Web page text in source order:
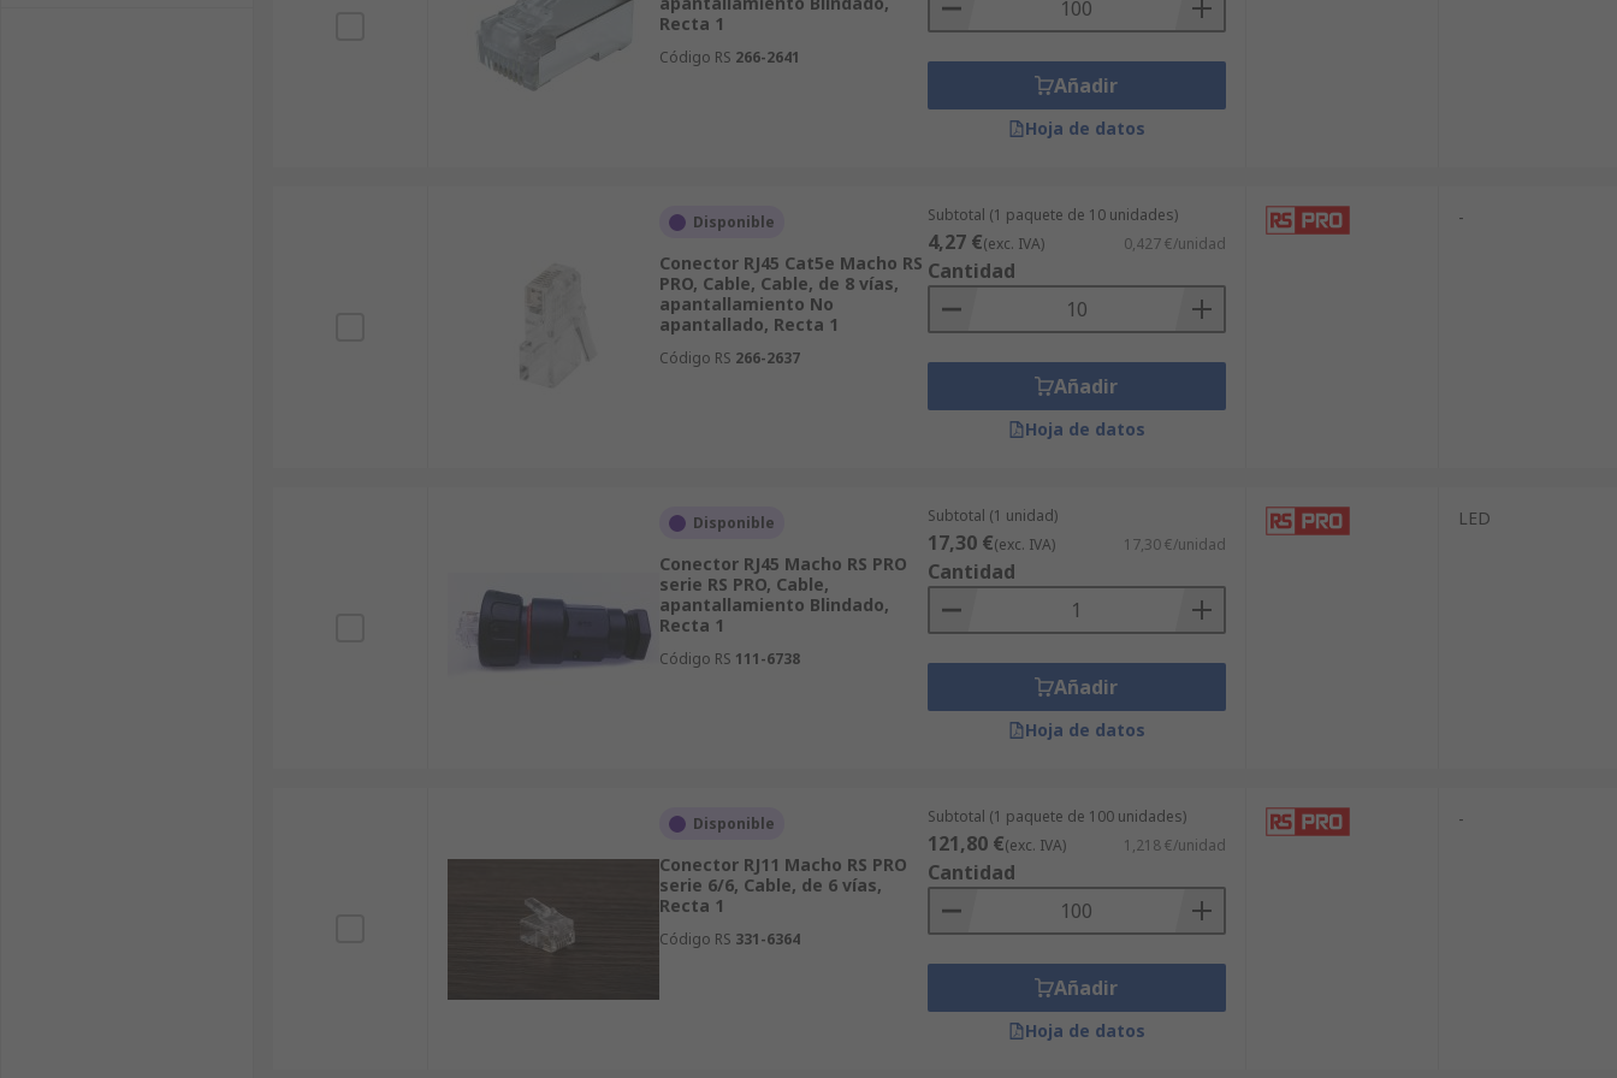
Recta 1
Código RS 266-2641
Añadir
Hoja de datos
Disponible
Conector RJ45 Cat5e Macho RS
PRO, Cable, Cable, de 8 vías,
apantallamiento No
apantallado, Recta 1
Código RS 266-2637
Subtotal (1 paquete de 10 unidades)
4,27 €(exc. IVA) 0,427 €/unidad
Cantidad
Añadir
Hoja de datos
-
Disponible
Conector RJ45 Macho RS PRO
serie RS PRO, Cable,
apantallamiento Blindado,
Recta 1
Código RS 111-6738
Subtotal (1 unidad)
17,30 €(exc. IVA) 17,30 €/unidad
Cantidad
Añadir
Hoja de datos
LED
Disponible
Conector RJ11 Macho RS PRO
serie 6/6, Cable, de 6 vías,
Recta 1
Código RS 331-6364
Subtotal (1 paquete de 100 unidades)
121,80 €(exc. IVA) 1,218 €/unidad
Cantidad
Añadir
Hoja de datos
-